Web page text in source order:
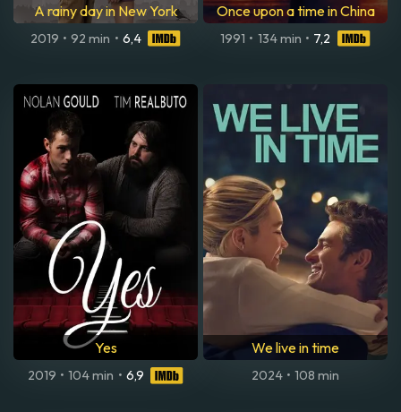
A rainy day in New York
2019 • 92 min • 6,4
Once upon a time in China
1991 • 134 min • 7,2
Yes
2019 • 104 min • 6,9
We live in time
2024 • 108 min